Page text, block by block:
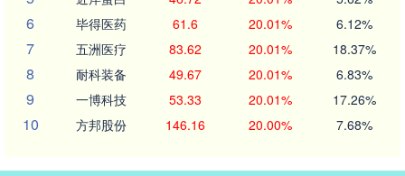
6 毕得医药 61.6 20.01% 6.12%
7 五洲医疗 83.62 20.01% 18.37%
8 耐科装备 49.67 20.01% 6.83%
9 一博科技 53.33 20.01% 17.26%
10 方邦股份 146.16 20.00% 7.68%